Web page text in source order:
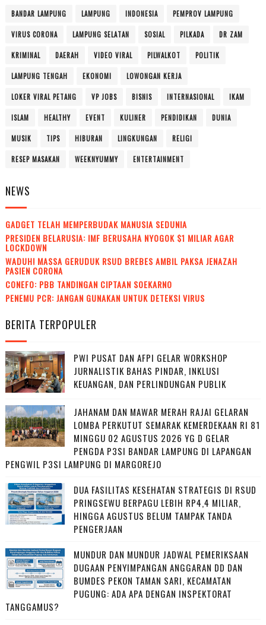
BANDAR LAMPUNG LAMPUNG INDONESIA PEMPROV LAMPUNG
VIRUS CORONA LAMPUNG SELATAN SOSIAL PILKADA DR ZAM
KRIMINAL DAERAH VIDEO VIRAL PILWALKOT POLITIK
LAMPUNG TENGAH EKONOMI LOWONGAN KERJA
LOKER VIRAL PETANG VP JOBS BISNIS INTERNASIONAL IKAM
ISLAM HEALTHY EVENT KULINER PENDIDIKAN DUNIA
MUSIK TIPS HIBURAN LINGKUNGAN RELIGI
RESEP MASAKAN WEEKNYUMMY ENTERTAINMENT
NEWS
GADGET TELAH MEMPERBUDAK MANUSIA SEDUNIA
PRESIDEN BELARUSIA: IMF BERUSAHA NYOGOK $1 MILIAR AGAR
LOCKDOWN
WADUH! MASSA GERUDUK RSUD BREBES AMBIL PAKSA JENAZAH
PASIEN CORONA
CONEFO: PBB TANDINGAN CIPTAAN SOEKARNO
PENEMU PCR: JANGAN GUNAKAN UNTUK DETEKSI VIRUS
BERITA TERPOPULER
PWI PUSAT DAN AFPI GELAR WORKSHOP
JURNALISTIK BAHAS PINDAR, INKLUSI
KEUANGAN, DAN PERLINDUNGAN PUBLIK
JAHANAM DAN MAWAR MERAH RAJAI GELARAN
LOMBA PERKUTUT SEMARAK KEMERDEKAAN RI 81
MINGGU 02 AGUSTUS 2026 YG D GELAR
PENGDA P3SI BANDAR LAMPUNG DI LAPANGAN
PENGWIL P3SI LAMPUNG DI MARGOREJO
DUA FASILITAS KESEHATAN STRATEGIS DI RSUD
PRINGSEWU BERPAGU LEBIH RP4,4 MILIAR,
HINGGA AGUSTUS BELUM TAMPAK TANDA
PENGERJAAN
MUNDUR DAN MUNDUR JADWAL PEMERIKSAAN
DUGAAN PENYIMPANGAN ANGGARAN DD DAN
BUMDES PEKON TAMAN SARI, KECAMATAN
PUGUNG: ADA APA DENGAN INSPEKTORAT
TANGGAMUS?